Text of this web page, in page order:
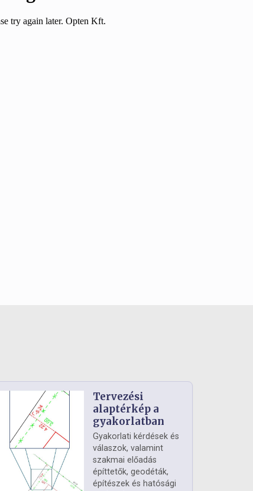
Tervezési
alaptérkép a
gyakorlatban
Gyakorlati kérdések és
válaszok, valamint
szakmai előadás
építtetők, geodéták,
építészek és hatósági